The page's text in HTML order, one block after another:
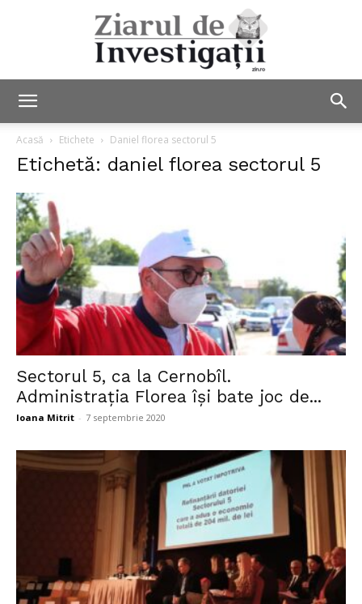
Investigații
Acasă Etichete Daniel florea sectorul 5
Etichetă: daniel florea sectorul 5
Sectorul 5, ca la Cernobîl.
Administrația Florea își bate joc de...
Ioana Mitrit - 7 septembrie 2020